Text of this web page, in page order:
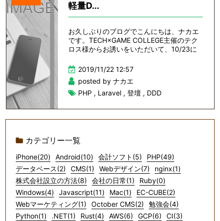
軽量D...
お久しぶりのブログでこんにちは、ナカエ
です。TECH×GAME COLLEGE主催のテク
ロス様からお誘いをいただいて、10/23に
2019/11/22 12:57
posted by ナカエ
PHP , Laravel, 登壇 , DDD
カテゴリー一覧
iPhone(20) Android(10) 会計ソフト(5)
PHP(49)
データベース(2)
CMS(1) Webデザイン(7)
nginx(1)
株式会社設立の方法(8)
会社の日常(1)
Ruby(0)
Windows(4)
Javascript(11) Mac(1)
EC-CUBE(2)
Webマーケティング(1)
October CMS(2)
勉強会(4)
Python(1)
.NET(1) Rust(4) AWS(6) GCP(6)
CI(3)